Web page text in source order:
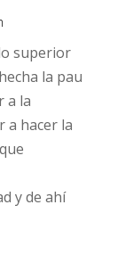
superior
la pau
a la
a hacer la
y de ahí